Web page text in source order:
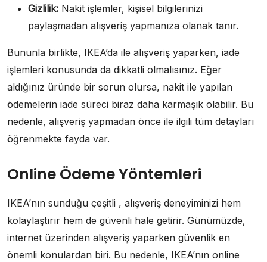
Gizlilik: Nakit işlemler, kişisel bilgilerinizi
paylaşmadan alışveriş yapmanıza olanak tanır.
Bununla birlikte, IKEA’da ile alışveriş yaparken, iade
işlemleri konusunda da dikkatli olmalısınız. Eğer
aldığınız üründe bir sorun olursa, nakit ile yapılan
ödemelerin iade süreci biraz daha karmaşık olabilir. Bu
nedenle, alışveriş yapmadan önce ile ilgili tüm detayları
öğrenmekte fayda var.
Online Ödeme Yöntemleri
IKEA’nın sunduğu çeşitli , alışveriş deneyiminizi hem
kolaylaştırır hem de güvenli hale getirir. Günümüzde,
internet üzerinden alışveriş yaparken güvenlik en
önemli konulardan biri. Bu nedenle, IKEA’nın online